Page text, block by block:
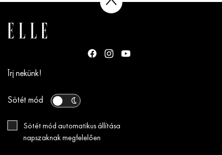
Írj nekünk!
Sötét mód
Sötét mód automatikus állítása
napszaknak megfelelően